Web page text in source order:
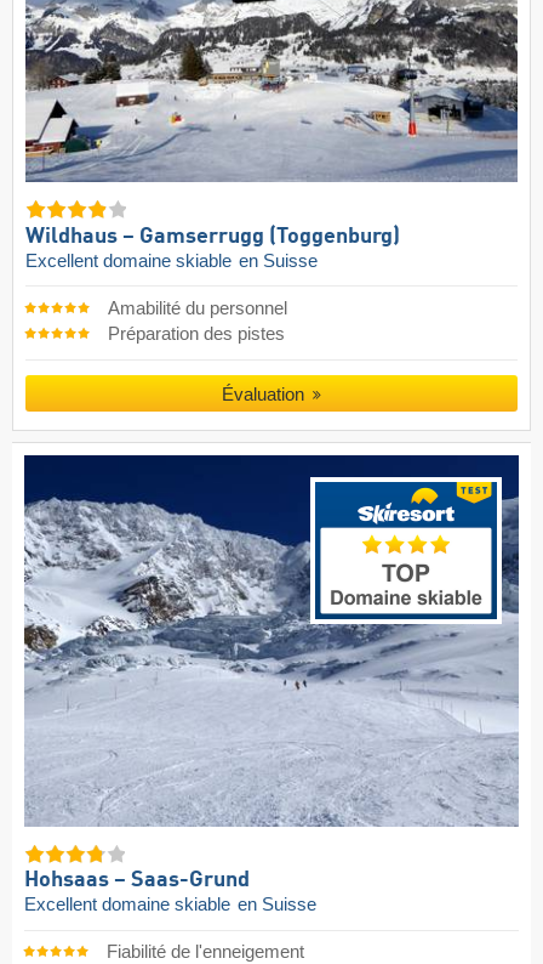
Wildhaus – Gamserrugg (Toggenburg)
Excellent domaine skiable en Suisse
Amabilité du personnel
Préparation des pistes
Évaluation
Hohsaas – Saas-Grund
Excellent domaine skiable en Suisse
Fiabilité de l'enneigement